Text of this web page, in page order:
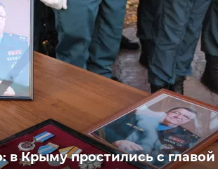
в Крыму простились с главой